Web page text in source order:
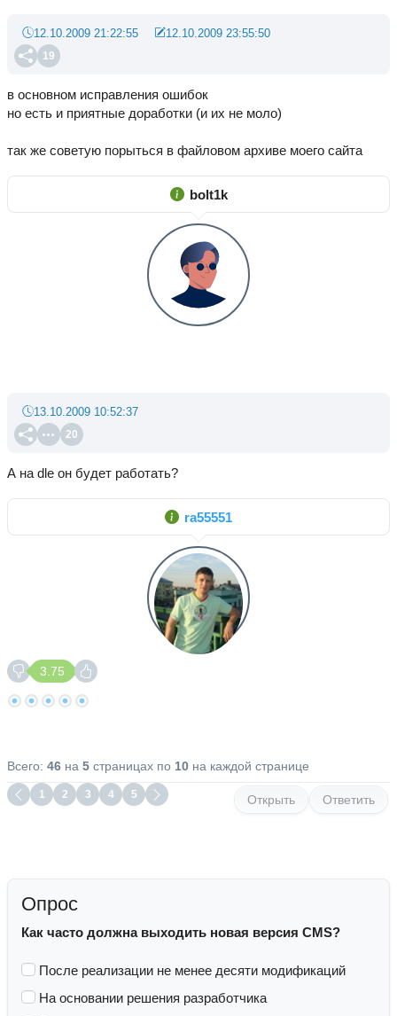
19
12.10.2009 21:22:55 12.10.2009 23:55:50
в основном исправления ошибок
но есть и приятные доработки (и их не моло)
так же советую порыться в файловом архиве моего сайта
bolt1k
20
13.10.2009 10:52:37
А на dle он будет работать?
ra55551
3.75
Всего: 46 на 5 страницах по 10 на каждой странице
1 2 3 4 5 Открыть Ответить
Опрос
Как часто должна выходить новая версия CMS?
После реализации не менее десяти модификаций
На основании решения разработчика